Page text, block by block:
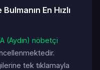
En Hızlı
(Aydın) nöbetçi
tek tıklamayla